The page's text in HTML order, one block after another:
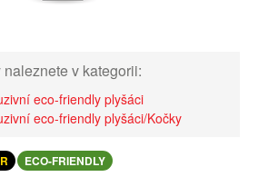
v kategorii:
eco-friendly plyšáci
eco-friendly plyšáci/Kočky
ECO-FRIENDLY